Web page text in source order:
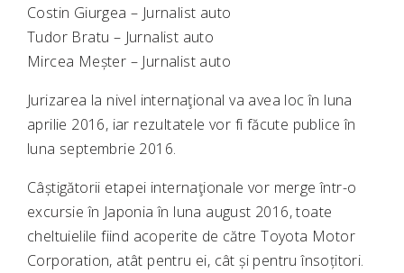
Costin Giurgea – Jurnalist auto
Tudor Bratu – Jurnalist auto
Mircea Meșter – Jurnalist auto
Jurizarea la nivel internaţional va avea loc în luna
aprilie 2016, iar rezultatele vor fi făcute publice în
luna septembrie 2016.
Câștigătorii etapei internaţionale vor merge într-o
excursie în Japonia în luna august 2016, toate
cheltuielile fiind acoperite de către Toyota Motor
Corporation, atât pentru ei, cât și pentru însoțitori.